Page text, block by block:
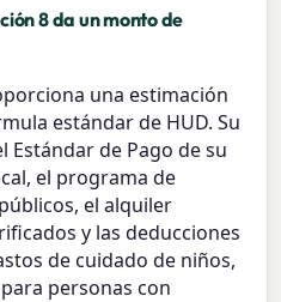
8 da un monto de
una estimación
estándar de HUD. Su
Estándar de Pago de su
el programa de
el alquiler
y las deducciones
de cuidado de niños,
personas con